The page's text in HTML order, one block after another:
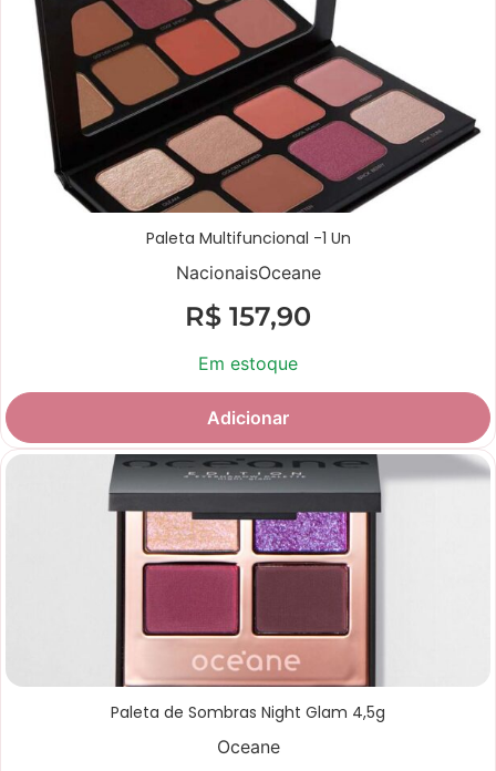
Paleta Multifuncional -1 Un
NacionaisOceane
R$ 157,90
Em estoque
Adicionar
Paleta de Sombras Night Glam 4,5g
Oceane